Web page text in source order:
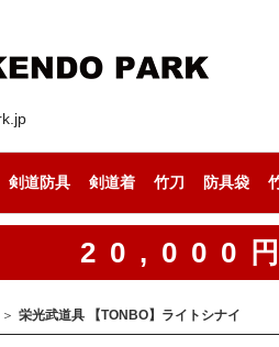
剣道防具
剣道防具セット
剣道の小手
剣道着
剣道着（上下セット）
剣道着（道着）
剣道着（袴）
竹刀
セール中の竹刀
竹刀（通常型）
竹刀（八角型）
竹刀（古刀型）
竹刀（丸型）
竹刀（小判型）
竹刀（八角型）
手作りの竹刀
防具袋
20,000円
栄光武道具 【TONBO】ライトシナイ